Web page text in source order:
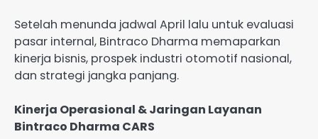
Setelah menunda jadwal April lalu untuk evaluasi
pasar internal, Bintraco Dharma memaparkan
kinerja bisnis, prospek industri otomotif nasional,
dan strategi jangka panjang.
Kinerja Operasional & Jaringan Layanan
Bintraco Dharma CARS